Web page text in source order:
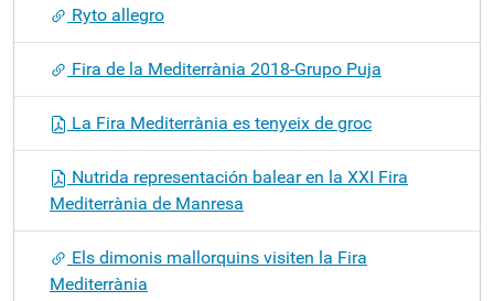
Ryto allegro
Fira de la Mediterrània 2018-Grupo Puja
La Fira Mediterrània es tenyeix de groc
Nutrida representación balear en la XXI Fira
Mediterrània de Manresa
Els dimonis mallorquins visiten la Fira
Mediterrània